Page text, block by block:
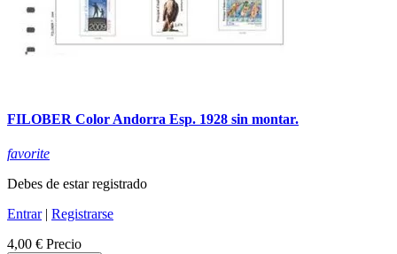
FILOBER Color Andorra Esp. 1928 sin montar.
favorite
Debes de estar registrado
Entrar| Registrarse
4,00 € Precio